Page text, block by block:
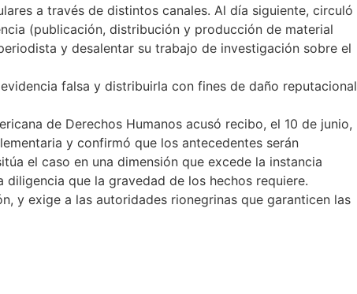
a través de distintos canales. Al día siguiente, circuló
(publicación, distribución y producción de material
y desalentar su trabajo de investigación sobre el
falsa y distribuirla con fines de daño reputacional
de Derechos Humanos acusó recibo, el 10 de junio,
y confirmó que los antecedentes serán
el caso en una dimensión que excede la instancia
que la gravedad de los hechos requiere.
y exige a las autoridades rionegrinas que garanticen las